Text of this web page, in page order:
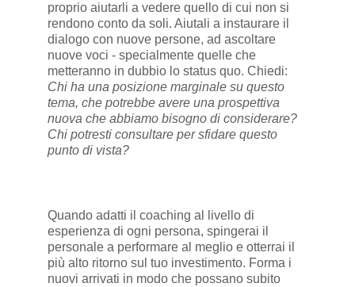
proprio aiutarli a vedere quello di cui non si
rendono conto da soli. Aiutali a instaurare il
dialogo con nuove persone, ad ascoltare
nuove voci - specialmente quelle che
metteranno in dubbio lo status quo. Chiedi:
Chi ha una posizione marginale su questo
tema, che potrebbe avere una prospettiva
nuova che abbiamo bisogno di considerare?
Chi potresti consultare per sfidare questo
punto di vista?
Quando adatti il coaching al livello di
esperienza di ogni persona, spingerai il
personale a performare al meglio e otterrai il
più alto ritorno sul tuo investimento. Forma i
nuovi arrivati in modo che possano subito